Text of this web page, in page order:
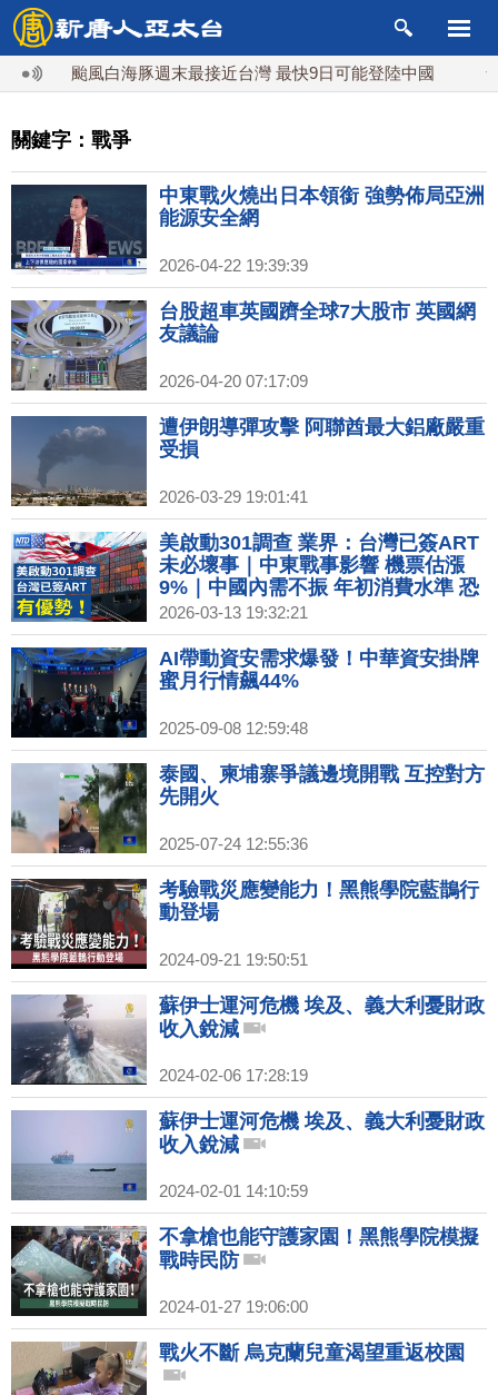
颱風白海豚週末最接近台灣 最快9日可能登陸中國 台灣
關鍵字：戰爭
中東戰火燒出日本領銜 強勢佈局亞洲
能源安全網
2026-04-22 19:39:39
台股超車英國躋全球7大股市 英國網
友議論
2026-04-20 07:17:09
遭伊朗導彈攻擊 阿聯酋最大鋁廠嚴重
受損
2026-03-29 19:01:41
美啟動301調查 業界：台灣已簽ART
未必壞事｜中東戰事影響 機票估漲
9%｜中國內需不振 年初消費水準 恐
創疫情後新低｜川普豁免全球1個月
內買俄油 已裝船限定
2026-03-13 19:32:21
AI帶動資安需求爆發！中華資安掛牌
蜜月行情飆44%
2025-09-08 12:59:48
泰國、柬埔寨爭議邊境開戰 互控對方
先開火
2025-07-24 12:55:36
考驗戰災應變能力！黑熊學院藍鵲行
動登場
2024-09-21 19:50:51
蘇伊士運河危機 埃及、義大利憂財政
收入銳減
2024-02-06 17:28:19
蘇伊士運河危機 埃及、義大利憂財政
收入銳減
2024-02-01 14:10:59
不拿槍也能守護家園！黑熊學院模擬
戰時民防
2024-01-27 19:06:00
戰火不斷 烏克蘭兒童渴望重返校園